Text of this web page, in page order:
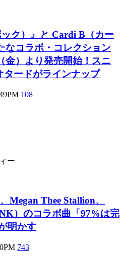
ック）』と Cardi B（カー
なコラボ・コレクション
金）より発売開始！スニ
タードがラインナップ
108
ー
Megan Thee Stallion、
）のコラボ曲「97%は完
明かす
743